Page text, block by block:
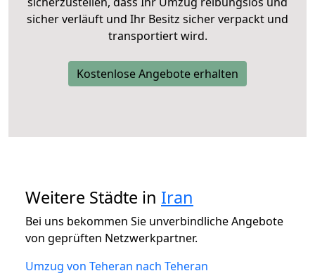
sicher verläuft und Ihr Besitz sicher verpackt und
transportiert wird.
Kostenlose Angebote erhalten
Weitere Städte in Iran
Bei uns bekommen Sie unverbindliche Angebote
von geprüften Netzwerkpartner.
Umzug von Teheran nach Teheran